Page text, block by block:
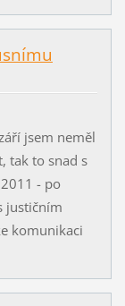
jsem neměl
tak to snad s
- po
justičním
komunikaci